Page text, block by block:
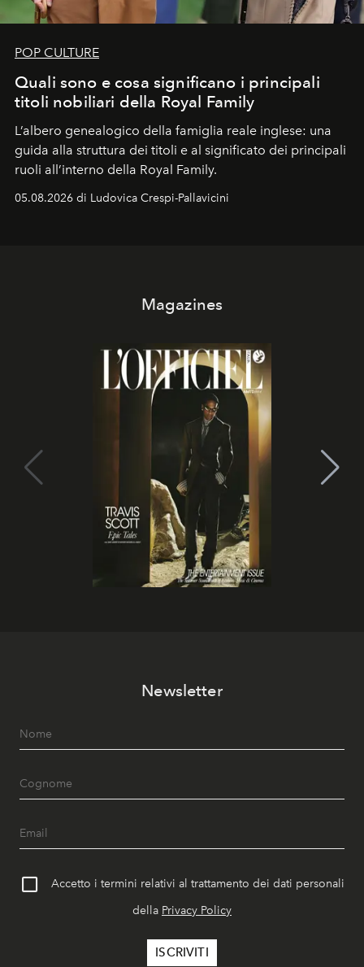
POP CULTURE
Quali sono e cosa significano i principali
titoli nobiliari della Royal Family
L’albero genealogico della famiglia reale inglese: una
guida alla struttura dei titoli e al significato dei principali
ruoli all’interno della Royal Family.
05.08.2026 di Ludovica Crespi-Pallavicini
Magazines
Newsletter
Accetto i termini relativi al trattamento dei dati personali
della Privacy Policy